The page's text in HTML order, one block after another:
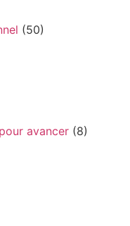
(50)
avancer (8)